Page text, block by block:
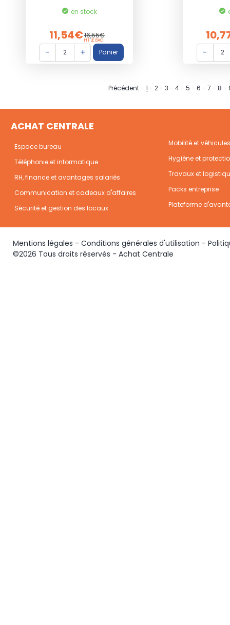
en stock
11,54€16,55€
HT LE BAC
Précédent- 1 - 2- 3 - 4- 5 - 6 - 7 - 8 -
ACHAT CENTRALE
Espace bureau
Téléphonie et informatique
RH, finance et avantages salariés
Communication et cadeaux d'affaires
Sécurité et gestion des locaux
Mobilité et véhicules
Hygiène et
Travaux et
Packs entreprise
Plateforme
Mentions légales - Conditions générales d'utilisation -
©2026 Tous droits réservés - Achat Centrale